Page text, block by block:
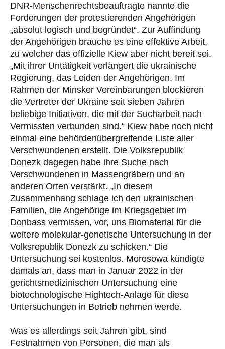
DNR-Menschenrechtsbeauftragte nannte die
Forderungen der protestierenden Angehörigen
„absolut logisch und begründet“. Zur Auffindung
der Angehörigen brauche es eine effektive Arbeit,
zu welcher das offizielle Kiew aber nicht bereit sei.
„Mit ihrer Untätigkeit verlängert die ukrainische
Regierung, das Leiden der Angehörigen. Im
Rahmen der Minsker Vereinbarungen blockieren
die Vertreter der Ukraine seit sieben Jahren
beliebige Initiativen, die mit der Sucharbeit nach
Vermissten verbunden sind.“ Kiew habe noch nicht
einmal eine behördenübergreifende Liste aller
Verschwundenen erstellt. Die Volksrepublik
Donezk dagegen habe ihre Suche nach
Verschwundenen in Massengräbern und an
anderen Orten verstärkt. „In diesem
Zusammenhang schlage ich den ukrainischen
Familien, die Angehörige im Kriegsgebiet im
Donbass vermissen, vor, uns Biomaterial für die
weitere molekular-genetische Untersuchung in der
Volksrepublik Donezk zu schicken.“ Die
Untersuchung sei kostenlos. Morosowa kündigte
damals an, dass man in Januar 2022 in der
gerichtsmedizinischen Untersuchung eine
biotechnologische Hightech-Anlage für diese
Untersuchungen in Betrieb nehmen werde.
Was es allerdings seit Jahren gibt, sind
Festnahmen von Personen, die man als